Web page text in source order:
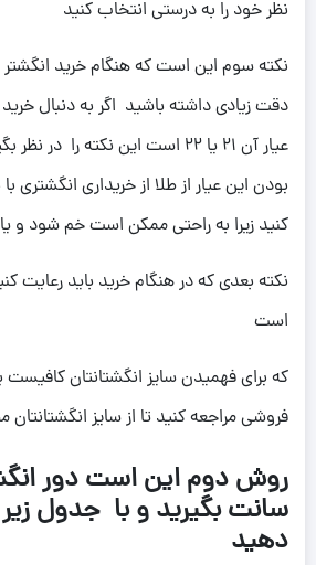
نظر خود را به درستی انتخاب کنید
نکته سوم این است که هنگام خرید انگشتر
دقت زیادی داشته باشید اگر به دنبال
عیار آن 21 یا 22 است این نکته را
بودن این عیار از طلا از خریداری انگشتری
کنید زیرا به راحتی ممکن است خم شود و
نکته بعدی که در هنگام خرید باید رعایت
است
که برای فهمیدن سایز انگشتانتان کافیست
فروشی مراجعه کنید تا از سایز
روش دوم این است دور
سانت بگیرید و با جدول
دهید